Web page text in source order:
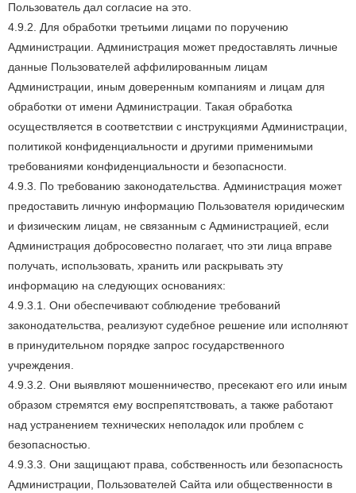
Пользователь дал согласие на это.
4.9.2. Для обработки третьими лицами по поручению
Администрации. Администрация может предоставлять личные
данные Пользователей аффилированным лицам
Администрации, иным доверенным компаниям и лицам для
обработки от имени Администрации. Такая обработка
осуществляется в соответствии с инструкциями Администрации,
политикой конфиденциальности и другими применимыми
требованиями конфиденциальности и безопасности.
4.9.3. По требованию законодательства. Администрация может
предоставить личную информацию Пользователя юридическим
и физическим лицам, не связанным с Администрацией, если
Администрация добросовестно полагает, что эти лица вправе
получать, использовать, хранить или раскрывать эту
информацию на следующих основаниях:
4.9.3.1. Они обеспечивают соблюдение требований
законодательства, реализуют судебное решение или исполняют
в принудительном порядке запрос государственного
учреждения.
4.9.3.2. Они выявляют мошенничество, пресекают его или иным
образом стремятся ему воспрепятствовать, а также работают
над устранением технических неполадок или проблем с
безопасностью.
4.9.3.3. Они защищают права, собственность или безопасность
Администрации, Пользователей Сайта или общественности в